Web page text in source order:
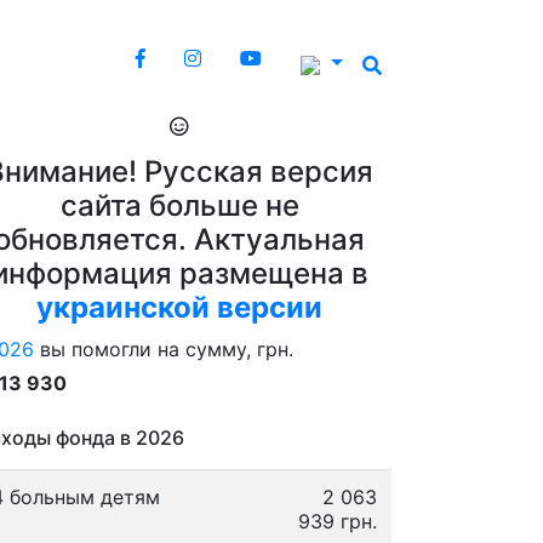
Русская версия
сайта больше не
Актуальная
размещена в
украинской версии
вы помогли на сумму, грн.
930
фонда в 2026
больным детям
2 063
939 грн.